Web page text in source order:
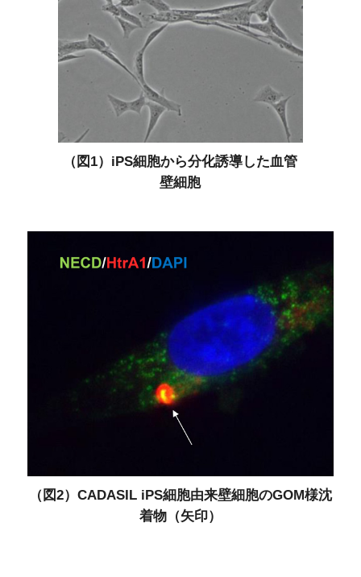
（図1）iPS細胞から分化誘導した血管
壁細胞
（図2）CADASIL iPS細胞由来壁細胞のGOM様沈
着物（矢印）